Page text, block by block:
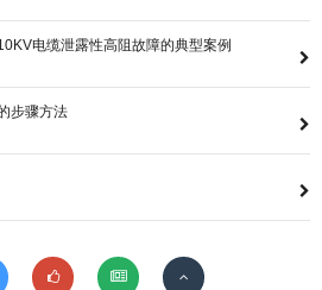
电缆泄露性高阻故障的典型案例
步骤方法